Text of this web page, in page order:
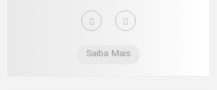
Saiba Mais